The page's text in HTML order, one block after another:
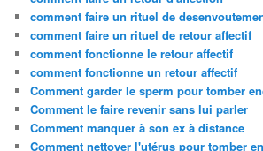
comment faire un rituel de
comment faire un rituel de retour affectif
comment fonctionne le retour affectif
comment fonctionne un retour affectif
Comment garder le sperm pour tomber
Comment le faire revenir sans lui parler
Comment manquer à son ex à distance
Comment nettoyer l'utérus pour tomber